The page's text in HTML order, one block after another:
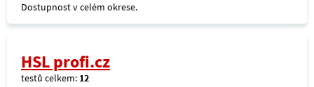
Dostupnost v celém okrese.
HSL profi.cz
testů celkem: 12